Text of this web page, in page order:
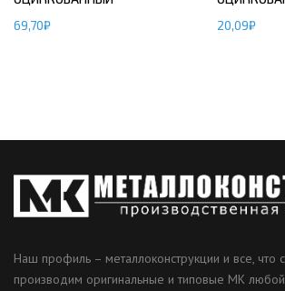
69,70₽
20,09₽
Наш профиль – металлоконструкции и все, что
производим оригинальные и типовые МК